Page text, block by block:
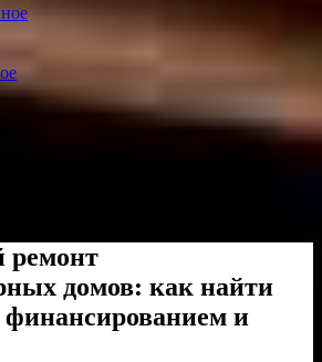
ремонт
домов: как найти
финансированием и